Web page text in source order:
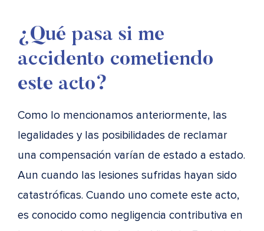
¿Qué pasa si me
accidento cometiendo
este acto?
Como lo mencionamos anteriormente, las
legalidades y las posibilidades de reclamar
una compensación varían de estado a estado.
Aun cuando las lesiones sufridas hayan sido
catastróficas. Cuando uno comete este acto,
es conocido como negligencia contributiva en